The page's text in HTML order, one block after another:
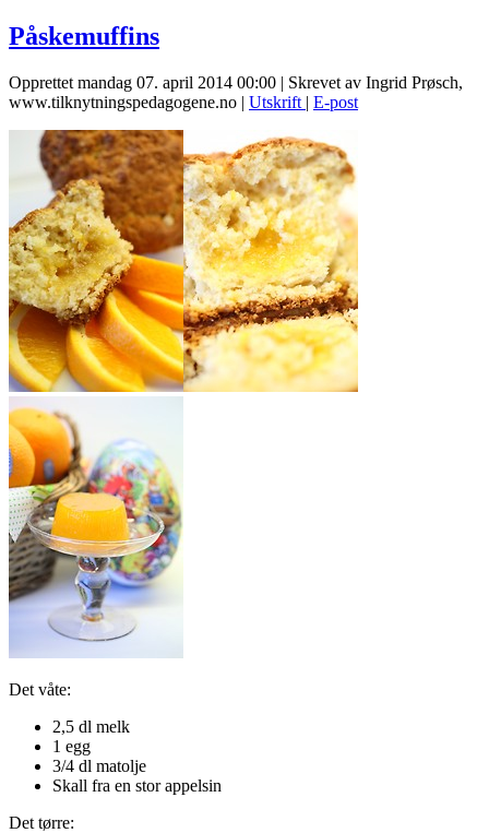
Påskemuffins
Opprettet mandag 07. april 2014 00:00 | Skrevet av Ingrid Prøsch,
www.tilknytningspedagogene.no | Utskrift | E-post
Det våte:
2,5 dl melk
1 egg
3/4 dl matolje
Skall fra en stor appelsin
Det tørre: